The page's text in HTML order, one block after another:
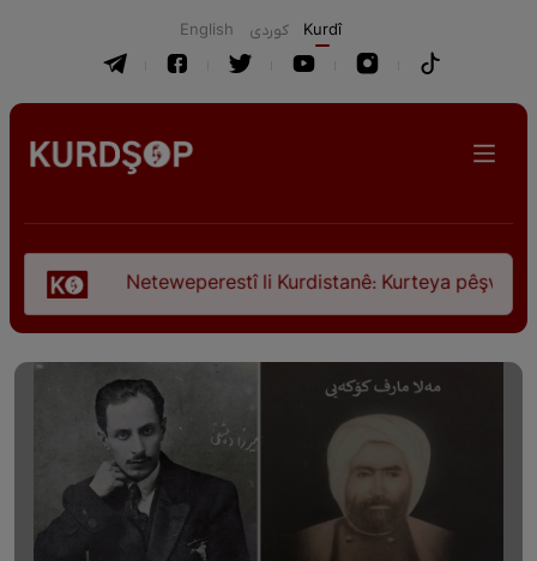
English كوردی Kurdî
Neteweperestî li Kurdistanê: Kurteya pêşveçûna dirokî